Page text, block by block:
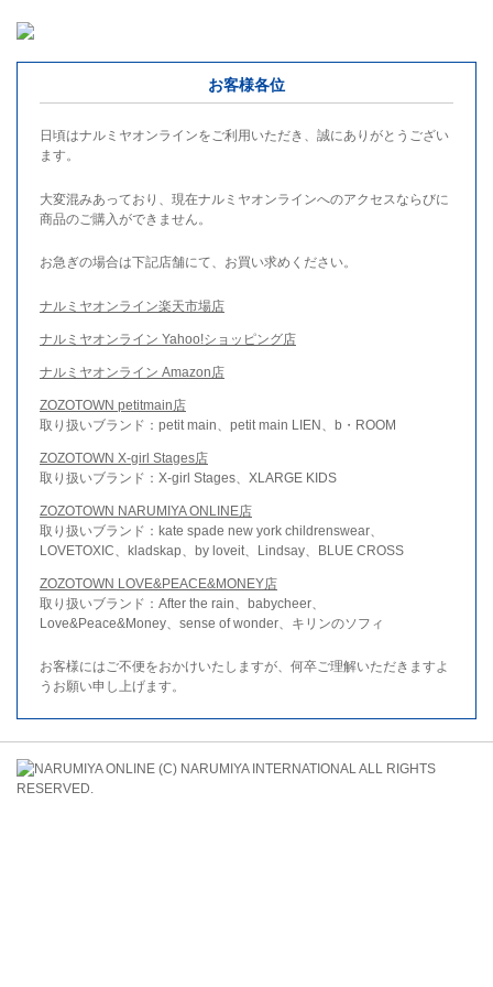
お客様各位
日頃はナルミヤオンラインをご利用いただき、誠にありがとうござい
ます。
大変混みあっており、現在ナルミヤオンラインへのアクセスならびに
商品のご購入ができません。
お急ぎの場合は下記店舗にて、お買い求めください。
ナルミヤオンライン楽天市場店
ナルミヤオンライン Yahoo!ショッピング店
ナルミヤオンライン Amazon店
ZOZOTOWN petitmain店
取り扱いブランド：petit main、petit main LIEN、b・ROOM
ZOZOTOWN X-girl Stages店
取り扱いブランド：X-girl Stages、XLARGE KIDS
ZOZOTOWN NARUMIYA ONLINE店
取り扱いブランド：kate spade new york childrenswear、
LOVETOXIC、kladskap、by loveit、Lindsay、BLUE CROSS
ZOZOTOWN LOVE&PEACE&MONEY店
取り扱いブランド：After the rain、babycheer、
Love&Peace&Money、sense of wonder、キリンのソフィ
お客様にはご不便をおかけいたしますが、何卒ご理解いただきますよ
うお願い申し上げます。